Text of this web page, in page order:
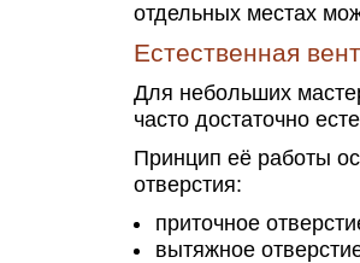
отдельных местах
Естественная
Для небольших
часто достаточно
Принцип её работы
отверстия:
приточное
вытяжное